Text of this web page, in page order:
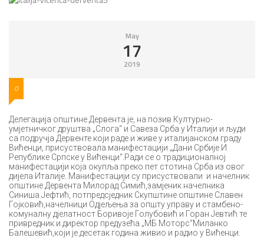
May
17
2019
0
Делегација општине Дервента је, на позив Културно-
умјетничког друштва „Слога“ и Савеза Срба у Италији и људи
са подручја Дервенте који раде и живе у италијанском граду
Вићенци, присуствовала манифестацији „Дани Србије И
Републике Српске у Вићенци“.Ради се о традиционалној
манифестацији која окупља преко пет стотина Срба из овог
дијела Италије. Манифестацији су присуствовали и начелник
општине Дервента Милорад Симић,замјеник начелника
Синиша Јефтић, потпредсједник Скупштине општине Славен
Гојковић,начелници Одјељења за општу управу и стамбено-
комуналну дјелатност Боривоје Голубовић и Горан Јевтић те
привредник и директор предузећа „МБ Моторс“Миланко
Балешевић,који је десетак година живио и радио у Вићенци.